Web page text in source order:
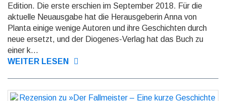
Edition. Die erste erschien im September 2018. Für die
aktuelle Neu­aus­gabe hat die Heraus­geberin Anna von
Planta einige wenige Autoren und ihre Ge­schich­ten durch
neue ersetzt, und der Diogenes-Verlag hat das Buch zu
einer k...
WEITER LESEN